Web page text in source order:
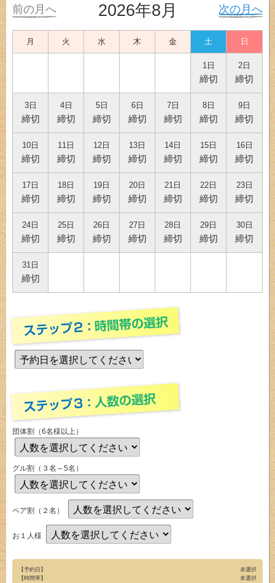
前の月へ 次の月へ
2026年8月
月 火 水 木 金 土 日
1日
締切
2日
締切
3日
締切
4日
締切
5日
締切
6日
締切
7日
締切
8日
締切
9日
締切
10日
締切
11日
締切
12日
締切
13日
締切
14日
締切
15日
締切
16日
締切
17日
締切
18日
締切
19日
締切
20日
締切
21日
締切
22日
締切
23日
締切
24日
締切
25日
締切
26日
締切
27日
締切
28日
締切
29日
締切
30日
締切
31日
締切
団体割（6名様以上）
グル割（３名～5名）
ペア割（２名）
お１人様
【予約日】
未選択
【時間帯】
未選択